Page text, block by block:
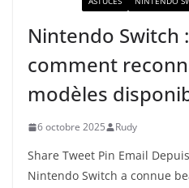
Nintendo Switch
comment
modèles
6 octobre 2025 Rudy
Share Tweet Pin Email
Nintendo Switch a connue